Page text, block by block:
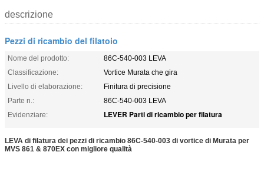
descrizione
Pezzi di ricambio del filatoio
Nome del prodotto:
86C-540-003 LEVA
Classificazione:
Vortice Murata che gira
Livello di elaborazione:
Finitura di precisione
Parte n.:
86C-540-003 LEVA
Evidenziare:
LEVER Parti di ricambio per filatura
LEVA di filatura dei pezzi di ricambio 86C-540-003 di vortice di Murata per
MVS 861 & 870EX con migliore qualità